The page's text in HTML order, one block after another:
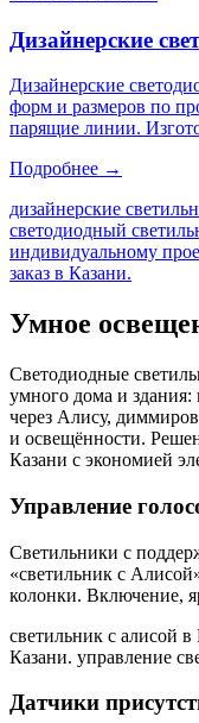
Дизайнерские
Дизайнерские
форм и размеров по
парящие линии.
Подробнее →
дизайнерские
светодиодный
индивидуальному
заказ в Казани.
Умное
Светодиодные
умного дома и здания:
через Алису,
и освещённости.
Казани с экономией
Управление
Светильники с
«светильник с
колонки. Включение,
светильник с алисой
Казани. управление
Датчики